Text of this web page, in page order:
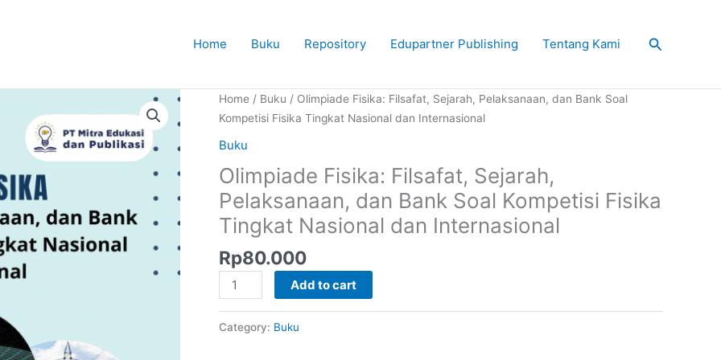
Home Buku Repository Edupartner Publishing Tentang Kami Search
Home / Buku / Olimpiade Fisika: Filsafat, Sejarah, Pelaksanaan, dan Bank Soal
Kompetisi Fisika Tingkat Nasional dan Internasional
Buku
Olimpiade Fisika: Filsafat, Sejarah,
Pelaksanaan, dan Bank Soal Kompetisi Fisika
Tingkat Nasional dan Internasional
Rp80.000
Olimpiade
Fisika:
Sejarah,
Add to cart
Category: Buku